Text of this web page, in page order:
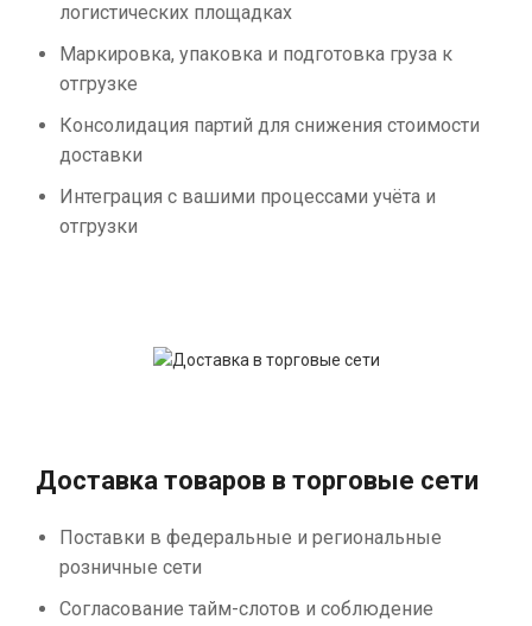
логистических площадках
Маркировка, упаковка и подготовка груза к
отгрузке
Консолидация партий для снижения стоимости
доставки
Интеграция с вашими процессами учёта и
отгрузки
Доставка товаров в торговые сети
Поставки в федеральные и региональные
розничные сети
Согласование тайм-слотов и соблюдение